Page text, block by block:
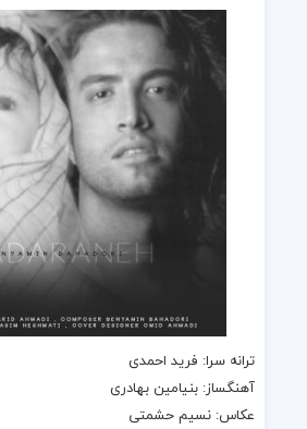
ترانه سرا: فرید احمدی
آهنگساز: بنیامین بهادری
عکاس: نسیم حشمتی